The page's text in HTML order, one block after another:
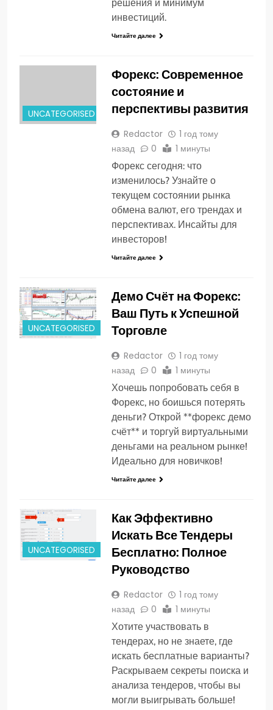
решения и минимум
инвестиций.
Читайте далее
UNCATEGORISED
Форекс: Современное
состояние и
перспективы развития
Redactor
1 год тому
назад
0 1 минуты
Форекс сегодня: что
изменилось? Узнайте о
текущем состоянии рынка
обмена валют, его трендах и
перспективах. Инсайты для
инвесторов!
Читайте далее
UNCATEGORISED
Демо Счёт на Форекс:
Ваш Путь к Успешной
Торговле
Redactor
1 год тому
назад
0 1 минуты
Хочешь попробовать себя в
Форекс, но боишься потерять
деньги? Открой **форекс демо
счёт** и торгуй виртуальными
деньгами на реальном рынке!
Идеально для новичков!
Читайте далее
UNCATEGORISED
Как Эффективно
Искать Все Тендеры
Бесплатно: Полное
Руководство
Redactor
1 год тому
назад
0 1 минуты
Хотите участвовать в
тендерах, но не знаете, где
искать бесплатные варианты?
Раскрываем секреты поиска и
анализа тендеров, чтобы вы
могли выигрывать больше!